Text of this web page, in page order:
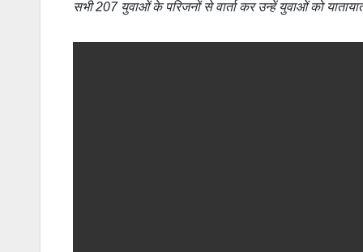
सभी 207 युवाओं के परिजनों से वार्ता कर उन्हें युवाओं को